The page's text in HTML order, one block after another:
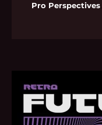
Pro Perspectives